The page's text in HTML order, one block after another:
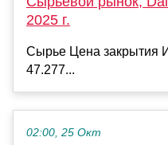
2025 г.
Сырье Цена закрытия
47.277...
02:00, 25 Окт